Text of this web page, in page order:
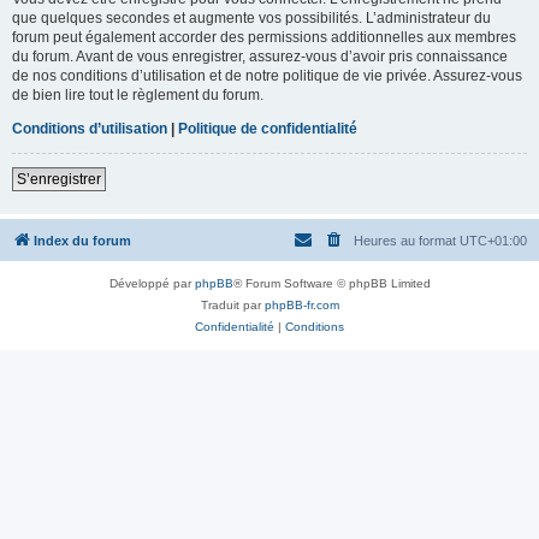
que quelques secondes et augmente vos possibilités. L’administrateur du
forum peut également accorder des permissions additionnelles aux membres
du forum. Avant de vous enregistrer, assurez-vous d’avoir pris connaissance
de nos conditions d’utilisation et de notre politique de vie privée. Assurez-vous
de bien lire tout le règlement du forum.
Conditions d’utilisation | Politique de confidentialité
S’enregistrer
Index du forum Heures au format UTC+01:00
Développé parphpBB® Forum Software © phpBB Limited
Traduit parphpBB-fr.com
Confidentialité | Conditions